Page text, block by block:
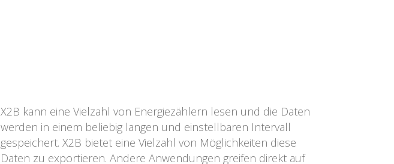
X2B kann eine Vielzahl von Energiezählern lesen und die Daten
werden in einem beliebig langen und einstellbaren Intervall
gespeichert. X2B bietet eine Vielzahl von Möglichkeiten diese
Daten zu exportieren. Andere Anwendungen greifen direkt auf